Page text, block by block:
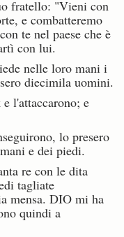
fratello: "Vieni con
e combatteremo
te nel paese che è
con lui.
nelle loro mani i
diecimila uomini.
l'attaccarono; e
lo presero
e dei piedi.
re con le dita
tagliate
mensa. DIO mi ha
quindi a